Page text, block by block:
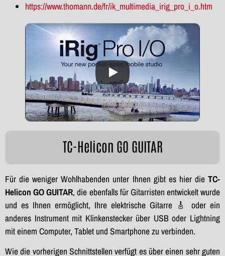
https://www.thomann.de/fr/ik_multimedia_irig_pro_i_o.htm
TC-Helicon GO GUITAR
Für die weniger Wohlhabenden unter Ihnen gibt es hier die TC-
Helicon GO GUITAR, die ebenfalls für Gitarristen entwickelt wurde
und es Ihnen ermöglicht, Ihre elektrische Gitarre 🎸 oder ein
anderes Instrument mit Klinkenstecker über USB oder Lightning
mit einem Computer, Tablet und Smartphone zu verbinden.
Wie die vorherigen Schnittstellen verfügt es über einen sehr guten